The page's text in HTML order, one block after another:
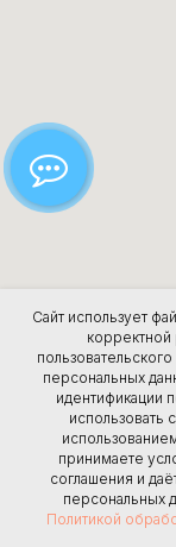
Сайт использует
корректной
персональных
идентификации
использовать
принимаете
соглашения и
персональных
Политикой